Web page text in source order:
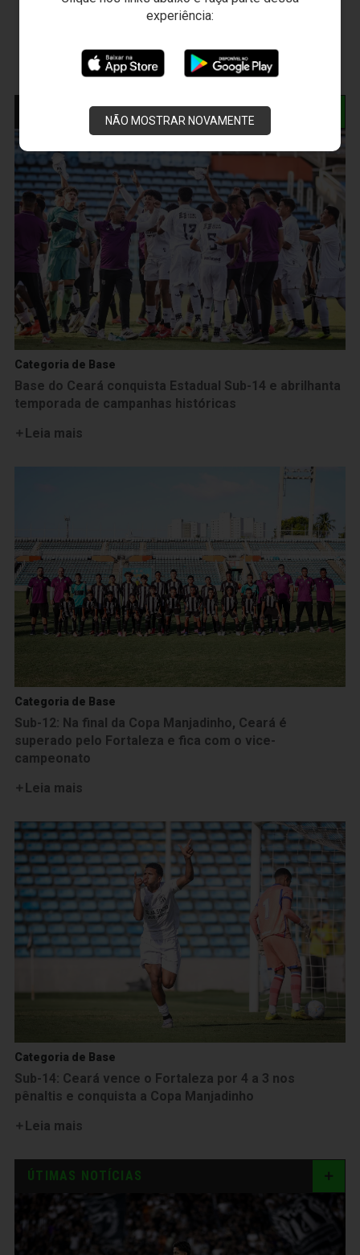
experiência:
NÃO MOSTRAR NOVAMENTE
NOTÍCIAS RELACIONADAS
Categoria de Base
Base do Ceará conquista Estadual Sub-14 e abrilhanta
temporada de campanhas históricas
Leia mais
Categoria de Base
Sub-12: Na final da Copa Manjadinho, Ceará é
superado pelo Fortaleza e fica com o vice-
campeonato
Leia mais
Categoria de Base
Sub-14: Ceará vence o Fortaleza por 4 a 3 nos
pênaltis e conquista a Copa Manjadinho
Leia mais
ÚTIMAS NOTÍCIAS